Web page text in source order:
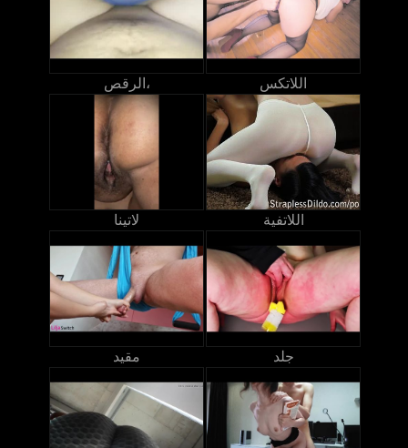
الرقص، اللاتكس
لاتينا اللاتفية
مقيد جلد